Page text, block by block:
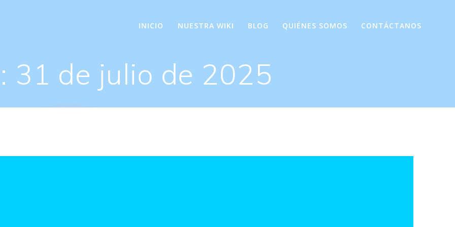
INICIO NUESTRA WIKI BLOG QUIÉNES SOMOS CONTÁCTANOS
31 de julio de 2025